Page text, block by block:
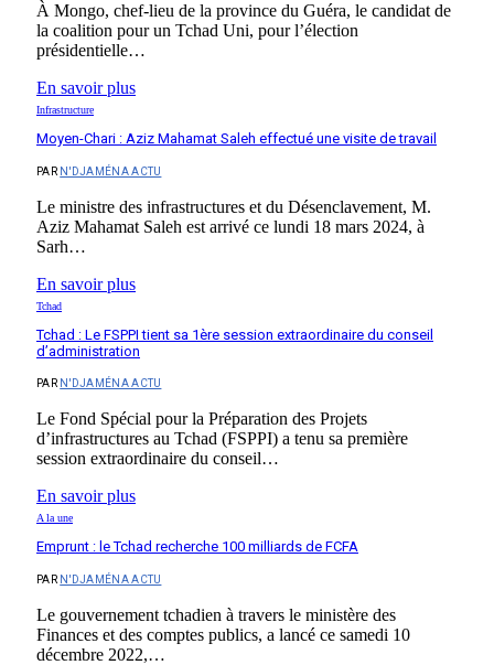
À Mongo, chef-lieu de la province du Guéra, le candidat de
la coalition pour un Tchad Uni, pour l’élection
présidentielle…
En savoir plus
Infrastructure
Moyen-Chari : Aziz Mahamat Saleh effectué une visite de travail
PAR N'DJAMÉNA ACTU
Le ministre des infrastructures et du Désenclavement, M.
Aziz Mahamat Saleh est arrivé ce lundi 18 mars 2024, à
Sarh…
En savoir plus
Tchad
Tchad : Le FSPPI tient sa 1ère session extraordinaire du conseil
d’administration
PAR N'DJAMÉNA ACTU
Le Fond Spécial pour la Préparation des Projets
d’infrastructures au Tchad (FSPPI) a tenu sa première
session extraordinaire du conseil…
En savoir plus
A la une
Emprunt : le Tchad recherche 100 milliards de FCFA
PAR N'DJAMÉNA ACTU
Le gouvernement tchadien à travers le ministère des
Finances et des comptes publics, a lancé ce samedi 10
décembre 2022,…